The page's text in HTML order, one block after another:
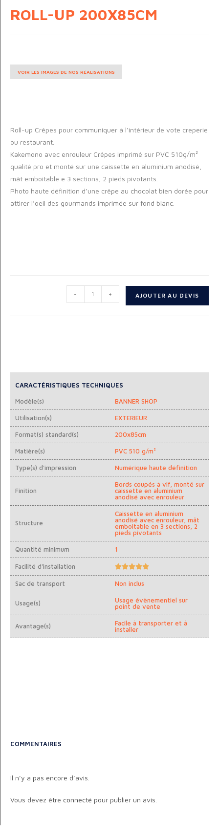
ROLL-UP 200X85CM
VOIR LES IMAGES DE NOS RÉALISATIONS
Roll-up Crêpes pour communiquer à l’intérieur de vote creperie
ou restaurant.
Kakemono avec enrouleur Crêpes imprimé sur PVC 510g/m²
qualité pro et monté sur une caissette en aluminium anodisé,
mât emboitable e 3 sections, 2 pieds pivotants.
Photo haute définition d’une crêpe au chocolat bien dorée pour
attirer l’oeil des gourmands imprimée sur fond blanc.
- + AJOUTER AU DEVIS
CARACTÉRISTIQUES TECHNIQUES
Modèle(s) BANNER SHOP
Utilisation(s) EXTERIEUR
Format(s) standard(s) 200x85cm
Matière(s) PVC 510 g/m²
Type(s) d'impression Numérique haute définition
Finition
Bords coupés à vif, monté sur
caissette en aluminium
anodisé avec enrouleur
Structure
Caissette en aluminium
anodisé avec enrouleur, mât
emboitable en 3 sections, 2
pieds pivotants
Quantité minimum 1
Facilité d'installation 
Sac de transport Non inclus
Usage(s)
Usage évènementiel sur
point de vente
Avantage(s)
Facile à transporter et à
installer
COMMENTAIRES
Il n’y a pas encore d’avis.
Vous devez être connecté pour publier un avis.